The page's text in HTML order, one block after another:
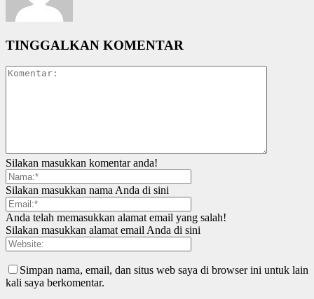
TINGGALKAN KOMENTAR
Silakan masukkan komentar anda!
Silakan masukkan nama Anda di sini
Anda telah memasukkan alamat email yang salah!
Silakan masukkan alamat email Anda di sini
Simpan nama, email, dan situs web saya di browser ini untuk lain
kali saya berkomentar.